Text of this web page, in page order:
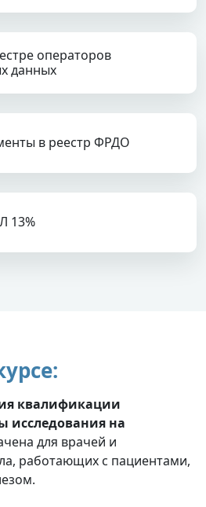
операторов
данных
в реестр ФРДО
13%
квалификации
исследования на
для врачей и
работающих с пациентами,